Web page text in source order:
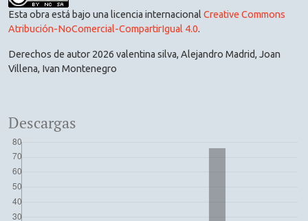
Esta obra está bajo una licencia internacional Creative Commons
Atribución-NoComercial-CompartirIgual 4.0.
Derechos de autor 2026 valentina silva, Alejandro Madrid, Joan
Villena, Ivan Montenegro
Descargas